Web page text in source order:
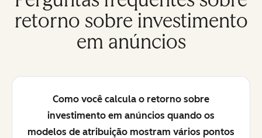
retorno sobre investimento
em anúncios
Como você calcula o retorno sobre
investimento em anúncios quando os
modelos de atribuição mostram vários pontos